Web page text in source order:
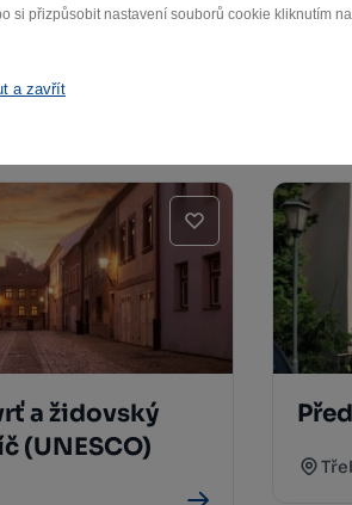
si přizpůsobit nastavení souborů cookie kliknutím
a zavřít
a židovský
(UNESCO)